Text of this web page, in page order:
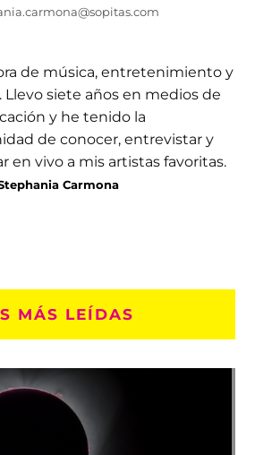
de música, entretenimiento y
Llevo siete años en medios de
y he tenido la
de conocer, entrevistar y
en vivo a mis artistas favoritas.
Carmona
MÁS LEÍDAS